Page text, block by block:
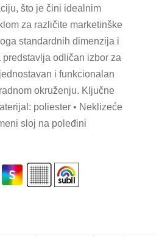
što je čini idealnim
za različite marketinške
standardnih dimenzija i
odličan izbor za
i funkcionalan
okruženju. Ključne
poliester • Neklizeće
sloj na poleđini